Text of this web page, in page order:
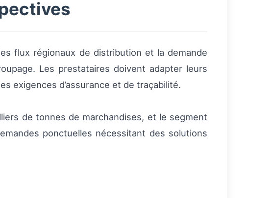
flux régionaux de distribution et la demande
Les prestataires doivent adapter leurs
exigences d’assurance et de traçabilité.
de tonnes de marchandises, et le segment
ponctuelles nécessitant des solutions